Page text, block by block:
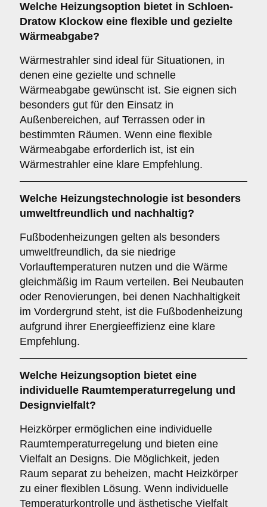
Welche Heizungsoption bietet in Schloen-
Dratow Klockow eine flexible und gezielte
Wärmeabgabe?
Wärmestrahler sind ideal für Situationen, in
denen eine gezielte und schnelle
Wärmeabgabe gewünscht ist. Sie eignen sich
besonders gut für den Einsatz in
Außenbereichen, auf Terrassen oder in
bestimmten Räumen. Wenn eine flexible
Wärmeabgabe erforderlich ist, ist ein
Wärmestrahler eine klare Empfehlung.
Welche Heizungstechnologie ist besonders
umweltfreundlich und nachhaltig?
Fußbodenheizungen gelten als besonders
umweltfreundlich, da sie niedrige
Vorlauftemperaturen nutzen und die Wärme
gleichmäßig im Raum verteilen. Bei Neubauten
oder Renovierungen, bei denen Nachhaltigkeit
im Vordergrund steht, ist die Fußbodenheizung
aufgrund ihrer Energieeffizienz eine klare
Empfehlung.
Welche Heizungsoption bietet eine
individuelle Raumtemperaturregelung und
Designvielfalt?
Heizkörper ermöglichen eine individuelle
Raumtemperaturregelung und bieten eine
Vielfalt an Designs. Die Möglichkeit, jeden
Raum separat zu beheizen, macht Heizkörper
zu einer flexiblen Lösung. Wenn individuelle
Temperaturkontrolle und ästhetische Vielfalt